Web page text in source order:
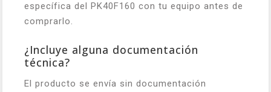
específica del PK40F160 con tu equipo antes de
comprarlo.
¿Incluye alguna documentación
técnica?
El producto se envía sin documentación